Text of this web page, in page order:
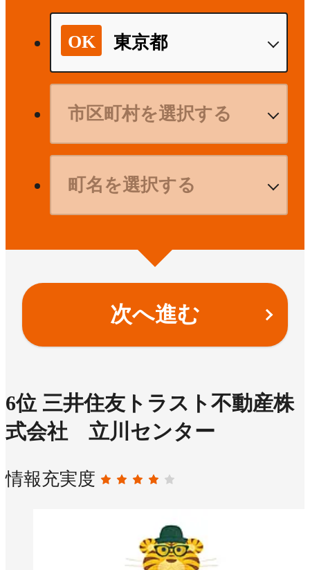
次へ進む
6位 三井住友トラスト不動産株
式会社 立川センター
情報充実度